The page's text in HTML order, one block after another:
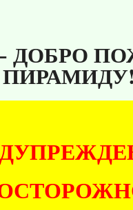
ДОБРО